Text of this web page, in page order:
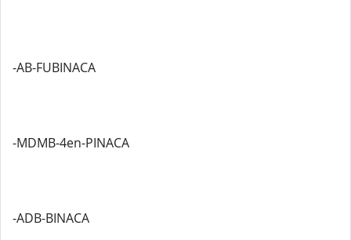
-AB-FUBINACA
-MDMB-4en-PINACA
-ADB-BINACA